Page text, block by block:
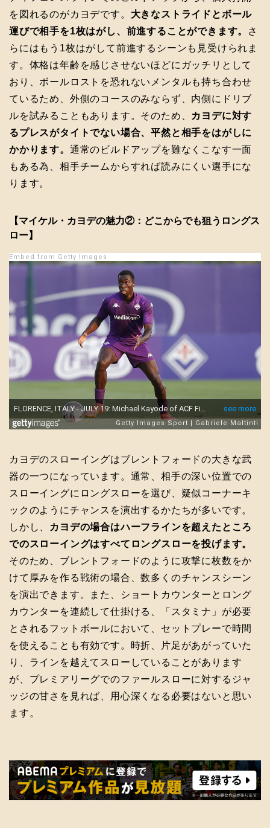
を図れるのがカヨデです。 大きなストライドとボール
運びで相手を1枚はがし、前進することができます。
さ
らにはもう1枚はがして前進するシーンも見受けられま
す。体格は年齢を感じさせないほどにガッチリとして
おり、ボールロストを恐れないメンタルも持ち合わせ
ているため、外側のコースのみならず、内側にドリブ
ルを試みることもあります。そのため、 カヨデに対す
るプレスがタイトでない場合、平然と相手をはがしに
かかります。 通常のビルドアップを難なくこなす一面
もある為、相手チームからすれば読みにくい選手にな
ります。
【マイケル・カヨデの魅力②：どこからでも狙うロングス
ロー】
Embed from Getty Images
カヨデのスローイングはブレントフォードの大きな武
器の一つになっています。通常、相手の深い位置での
スローイングにロングスローを選び、疑似コーナーキ
ックのようにチャンスを演出するかたちが多いです。
しかし、 カヨデの場合はハーフラインを超えたところ
でのスローイングはすべてロングスローを投げます。
そのため、ブレントフォードのように攻撃に枚数をか
けて厚みを作る戦術の場合、数多くのチャンスシーン
を演出できます。また、ショートカウンターとロング
カウンターを連続して仕掛ける、「スタミナ」が必要
とされるフットボールにおいて、セットプレーで時間
を使えることも有効です。時折、片足があがっていた
り、ラインを越えてスローしていることがあります
が、プレミアリーグでのファールスローに対するジャ
ッジの甘さを見れば、用心深くなる必要はないと思い
ます。